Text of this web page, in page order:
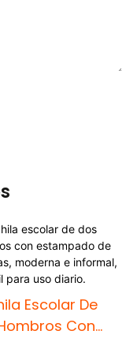
Escolar De
Con